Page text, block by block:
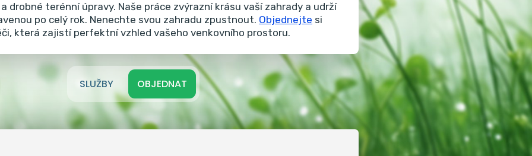
drobné terénní úpravy. Naše práce zvýrazní krásu vaší zahrady a udrží
po celý rok. Nenechte svou zahradu zpustnout. Objednejte si
která zajistí perfektní vzhled vašeho venkovního prostoru.
SLUŽBY OBJEDNAT